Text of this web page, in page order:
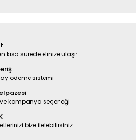
kısa sürede elinize ulaşır.
ödeme sistemi
kampanya seçeneği
bize iletebilirsiniz.